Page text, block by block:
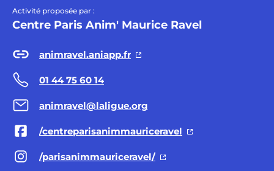
Activité proposée par :
Centre Paris Anim' Maurice Ravel
animravel.aniapp.fr
01 44 75 60 14
animravel@laligue.org
/centreparisanimmauriceravel
/parisanimmauriceravel/